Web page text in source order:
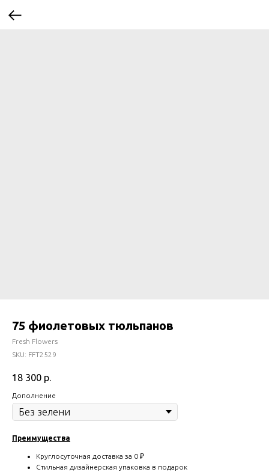
75 фиолетовых тюльпанов
Fresh Flowers
SKU: FFT2529
18 300 р.
Дополнение
Преимущества
Круглосуточная доставка за 0 ₽
Стильная дизайнерская упаковка в подарок